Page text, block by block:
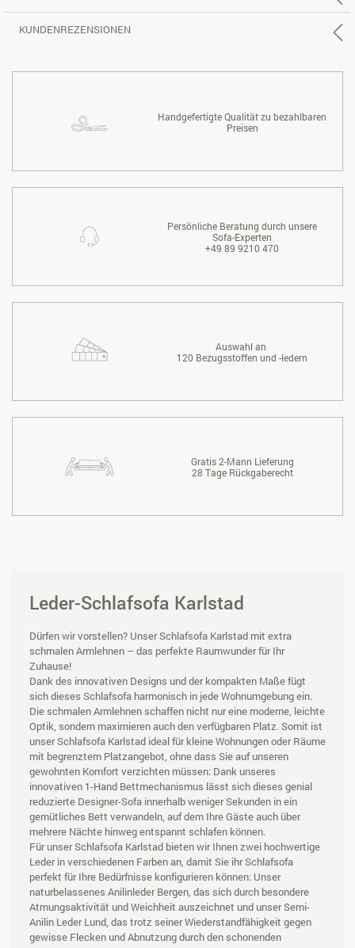
KUNDENREZENSIONEN
Handgefertigte Qualität zu bezahlbaren
Preisen
Persönliche Beratung durch unsere
Sofa-Experten
+49 89 9210 470
Auswahl an
120 Bezugsstoffen und -ledern
Gratis 2-Mann Lieferung
28 Tage Rückgaberecht
Leder-Schlafsofa Karlstad
Dürfen wir vorstellen? Unser Schlafsofa Karlstad mit extra
schmalen Armlehnen – das perfekte Raumwunder für Ihr
Zuhause!
Dank des innovativen Designs und der kompakten Maße fügt
sich dieses Schlafsofa harmonisch in jede Wohnumgebung ein.
Die schmalen Armlehnen schaffen nicht nur eine moderne, leichte
Optik, sondern maximieren auch den verfügbaren Platz. Somit ist
unser Schlafsofa Karlstad ideal für kleine Wohnungen oder Räume
mit begrenztem Platzangebot, ohne dass Sie auf unseren
gewohnten Komfort verzichten müssen: Dank unseres
innovativen 1-Hand Bettmechanismus lässt sich dieses genial
reduzierte Designer-Sofa innerhalb weniger Sekunden in ein
gemütliches Bett verwandeln, auf dem Ihre Gäste auch über
mehrere Nächte hinweg entspannt schlafen können.
Für unser Schlafsofa Karlstad bieten wir Ihnen zwei hochwertige
Leder in verschiedenen Farben an, damit Sie ihr Schlafsofa
perfekt für Ihre Bedürfnisse konfigurieren können: Unser
naturbelassenes Anilinleder Bergen, das sich durch besondere
Atmungsaktivität und Weichheit auszeichnet und unser Semi-
Anilin Leder Lund, das trotz seiner Wiederstandfähigkeit gegen
gewisse Flecken und Abnutzung durch den schonenden